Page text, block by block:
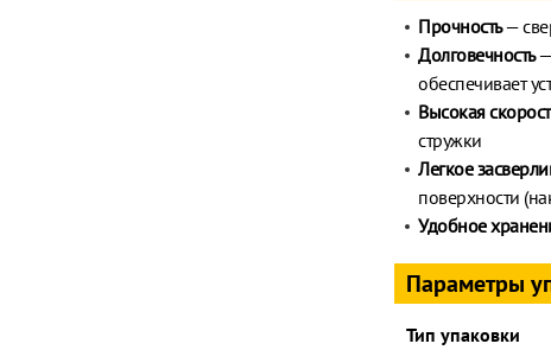
Прочность—
Долговечность—
обеспечивает
Высокая
стружки
Легкое
поверхности
Удобное
Параметры
Тип упаковки